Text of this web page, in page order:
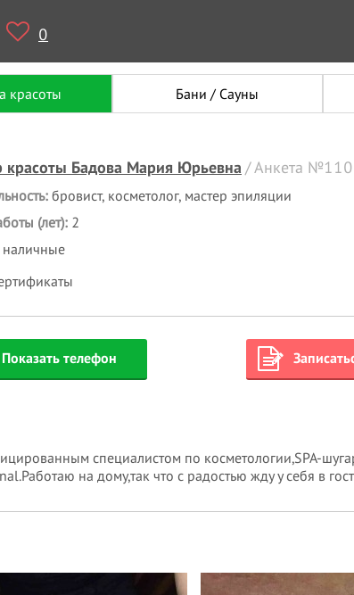
0
красоты Бани / Сауны
красоты Бадова Мария Юрьевна / Анкета
бровист, косметолог, мастер эпиляции
(лет): 2
наличные
Показать телефон
специалистом по косметологии,SPA-
на дому,так что с радостью жду у себя в